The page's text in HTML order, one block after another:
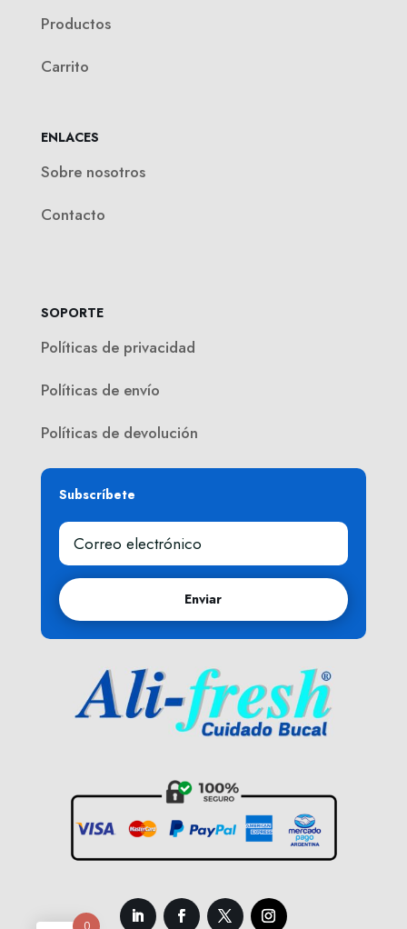
Productos
Carrito
ENLACES
Sobre nosotros
Contacto
SOPORTE
Políticas de privacidad
Políticas de envío
Políticas de devolución
Subscríbete
Enviar
0